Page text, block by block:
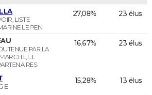
LISTE
LE PEN
27,08% 23 élus
PAR LA
LE
16,67% 23 élus
15,28% 13 élus